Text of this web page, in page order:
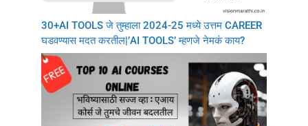
30+AI TOOLS जे तुम्हाला 2024-25 मध्ये उत्तम CAREER
घडवण्यास मदत करतील|’AI TOOLS’ म्हणजे नेमकं काय?